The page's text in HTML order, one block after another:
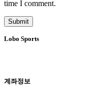
time I comment.
Lobo Sports
계좌정보